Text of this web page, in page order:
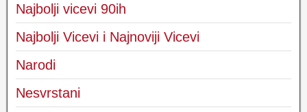
Najbolji vicevi 90ih
Najbolji Vicevi i Najnoviji Vicevi
Narodi
Nesvrstani